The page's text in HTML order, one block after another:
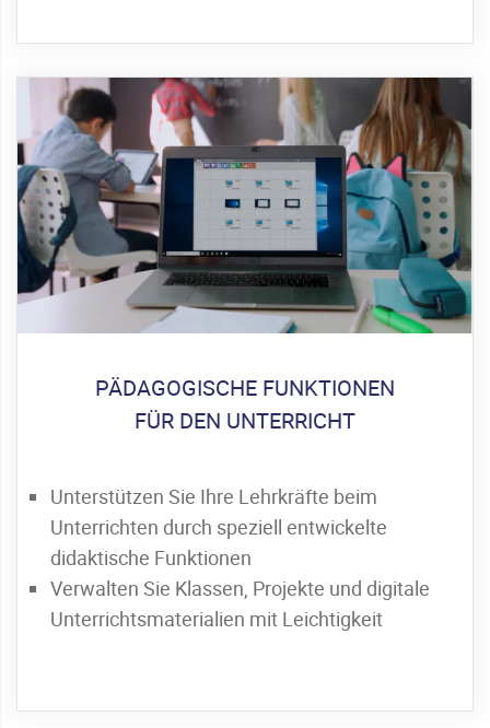
PÄDAGOGISCHE FUNKTIONEN
FÜR DEN UNTERRICHT
Unterstützen Sie Ihre Lehrkräfte beim
Unterrichten durch speziell entwickelte
didaktische Funktionen
Verwalten Sie Klassen, Projekte und digitale
Unterrichtsmaterialien mit Leichtigkeit